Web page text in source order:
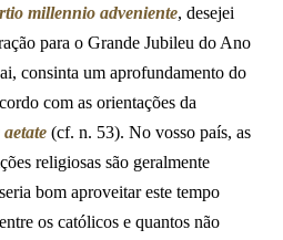
millennio adveniente, desejei
para o Grande Jubileu do Ano
consinta um aprofundamento do
com as orientações da
(cf. n. 53). No vosso país, as
religiosas são geralmente
bom aproveitar este tempo
os católicos e quantos não